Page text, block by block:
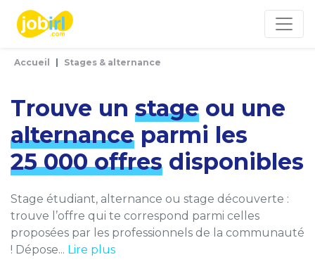
Accueil Stages & alternance
Trouve un stage ou une
alternance parmi les
25 000 offres disponibles
Stage étudiant, alternance ou stage découverte :
trouve l’offre qui te correspond parmi celles
proposées par les professionnels de la communauté
! Dépose... Lire plus
Panneau de gestion des cookies